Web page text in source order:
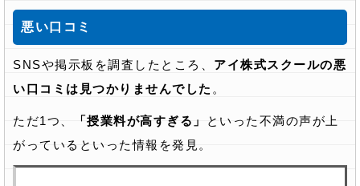
悪い口コミ
SNSや掲示板を調査したところ、 アイ株式スクールの悪
い口コミは見つかりませんでした 。
ただ1つ、 「授業料が高すぎる」
といった不満の声が上
がっているといった情報を発見。